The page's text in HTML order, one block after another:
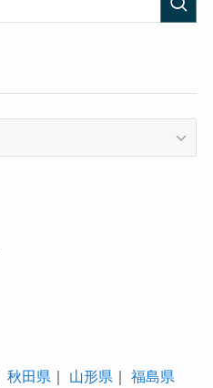
秋田県 ｜ 山形県 ｜ 福島県